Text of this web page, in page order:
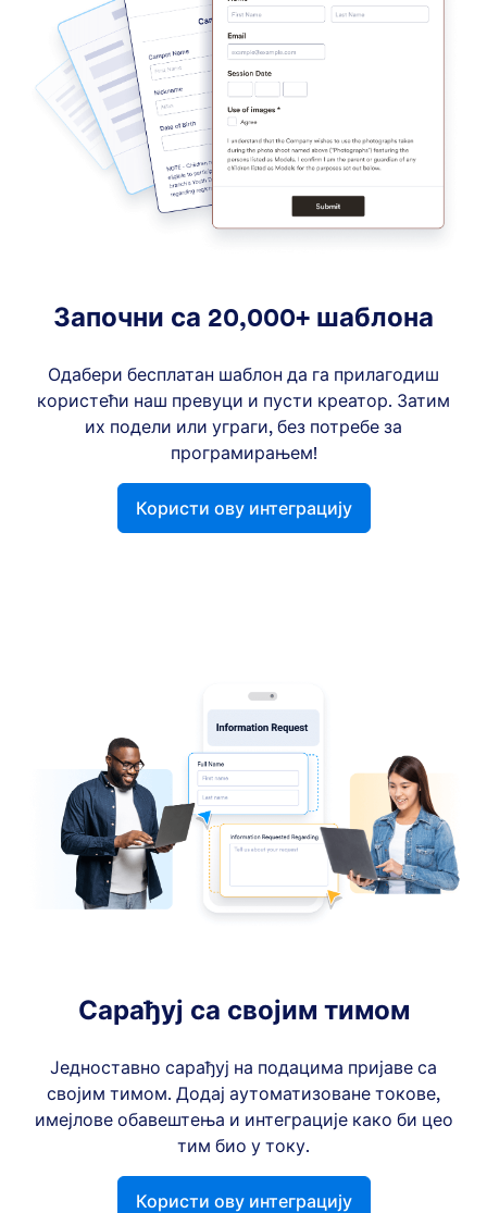
Започни са 20,000+ шаблона
Одабери бесплатан шаблон да га прилагодиш
користећи наш превуци и пусти креатор. Затим
их подели или уграги, без потребе за
програмирањем!
Користи ову интеграцију
Сарађуј са својим тимом
Једноставно сарађуј на подацима пријаве са
својим тимом. Додај аутоматизоване токове,
имејлове обавештења и интеграције како би цео
тим био у току.
Користи ову интеграцију